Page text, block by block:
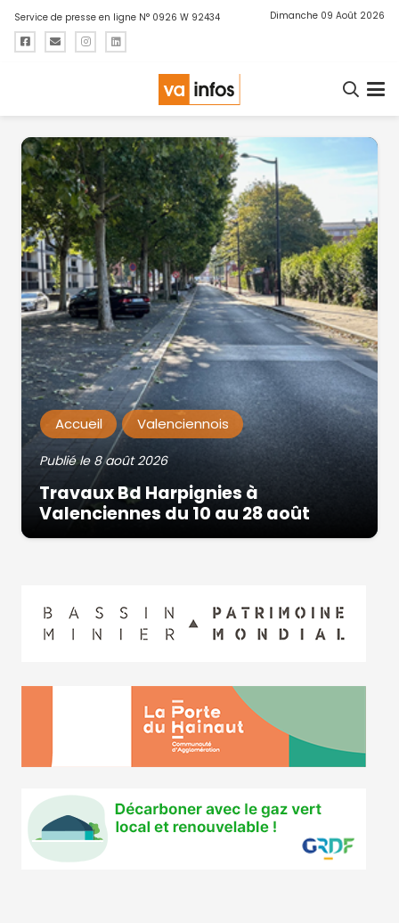
Service de presse en ligne N° 0926 W 92434 Dimanche 09 Août 2026
Accueil Valenciennois
Publié le 8 août 2026
Travaux Bd Harpignies à
Valenciennes du 10 au 28 août